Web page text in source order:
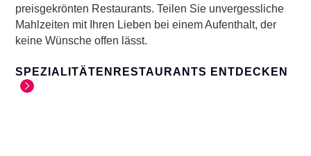
preisgekrönten Restaurants. Teilen Sie unvergessliche
Mahlzeiten mit Ihren Lieben bei einem Aufenthalt, der
keine Wünsche offen lässt.
SPEZIALITÄTENRESTAURANTS ENTDECKEN